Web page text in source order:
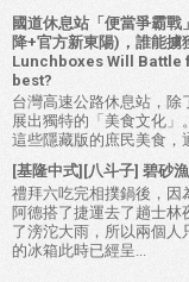
國道休息站「便當爭霸
降+官方新東陽)，誰能
Lunchboxes Will Battle
best?
台灣高速公路休息站，除
展出獨特的「美食文化」
這些隱藏版的庶民美食，
[基隆中式][八斗子] 碧砂
禮拜六吃完相撲鍋後，因
阿德搭了捷運去了趟士林
了滂沱大雨，所以兩個人
的冰箱此時已經呈...